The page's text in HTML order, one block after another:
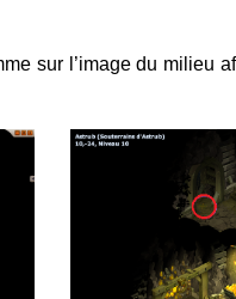
sur l’image du milieu